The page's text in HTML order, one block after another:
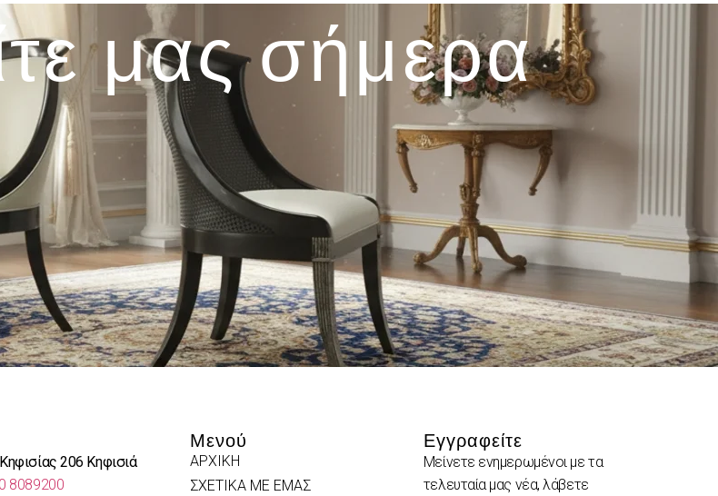
μας σήμερα
206 Κηφισιά
8089200
Μενού
ΑΡΧΙΚΗ
ΣΧΕΤΙΚΑ ΜΕ ΕΜΑΣ
Εγγραφείτε
Μείνετε ενημερωμένοι με τα
τελευταία μας νέα, λάβετε